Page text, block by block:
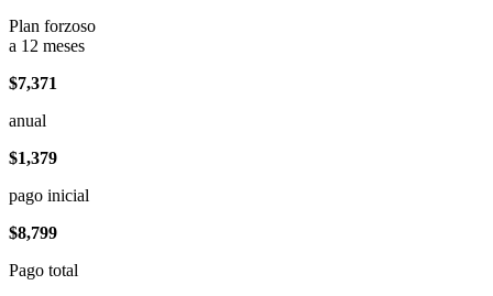
Plan forzoso
a 12 meses
$7,371
anual
$1,379
pago inicial
$8,799
Pago total